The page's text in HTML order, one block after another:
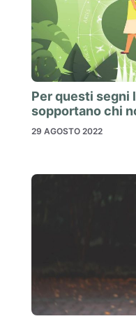
Per questi segni
sopportano chi
29 AGOSTO 2022